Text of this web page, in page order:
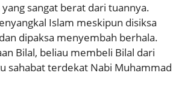
sangat berat dari tuannya.
Islam meskipun disiksa
dipaksa menyembah berhala.
Bilal, beliau membeli Bilal dari
sahabat terdekat Nabi Muhammad